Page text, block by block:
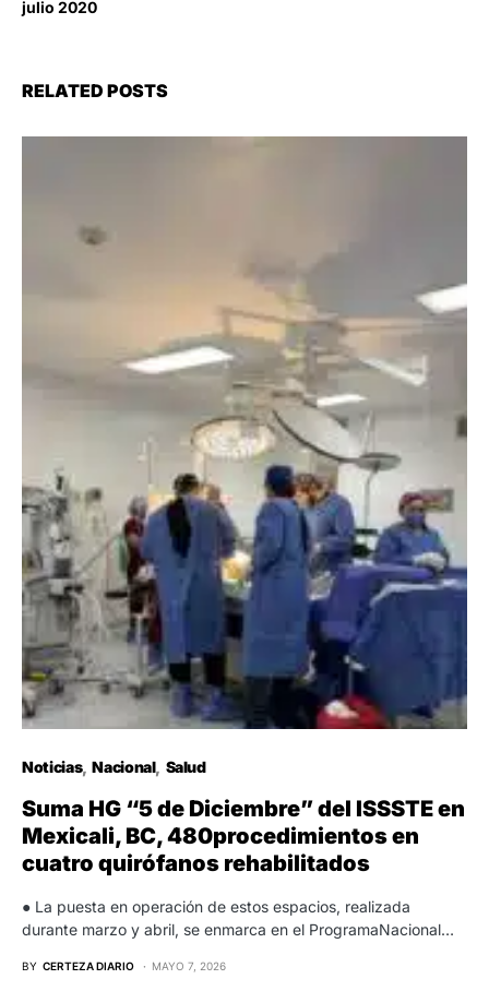
julio 2020
RELATED POSTS
Noticias Nacional Salud
Suma HG “5 de Diciembre” del ISSSTE en
Mexicali, BC, 480procedimientos en
cuatro quirófanos rehabilitados
● La puesta en operación de estos espacios, realizada
durante marzo y abril, se enmarca en el ProgramaNacional…
BY CERTEZA DIARIO MAYO 7, 2026